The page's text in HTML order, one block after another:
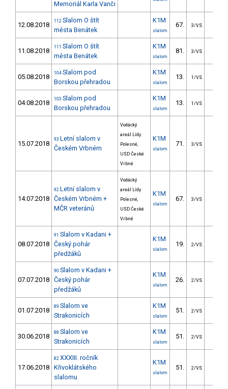
Memoriál Karla Vanči
12.08.2018 112 Slalom O štít
města Benátek
K1M
slalom
67. 3/VS
11.08.2018 111 Slalom O štít
města Benátek
K1M
slalom
81. 3/VS
05.08.2018 104 Slalom pod
Borskou přehradou
K1M
slalom
13. 1/VS
04.08.2018 103 Slalom pod
Borskou přehradou
K1M
slalom
13. 1/VS
15.07.2018
93 Letní slalom v
Českém Vrbném
Vodácký
areál Lídy
Polesné,
USD České
Vrbné
K1M
slalom
71. 3/VS
14.07.2018
92 Letní slalom v
Českém Vrbném +
MČR veteránů
Vodácký
areál Lídy
Polesné,
USD České
Vrbné
K1M
slalom
67. 3/VS
08.07.2018
91 Slalom v Kadani +
Český pohár
předžáků
K1M
slalom
19. 2/VS
07.07.2018
90 Slalom v Kadani +
Český pohár
předžáků
K1M
slalom
26. 2/VS
01.07.2018 89 Slalom ve
Strakonicích
K1M
slalom
51. 2/VS
30.06.2018 88 Slalom ve
Strakonicích
K1M
slalom
51. 2/VS
17.06.2018
82 XXXIII. ročník
Křivoklátského
slalomu
K1M
slalom
51. 2/VS